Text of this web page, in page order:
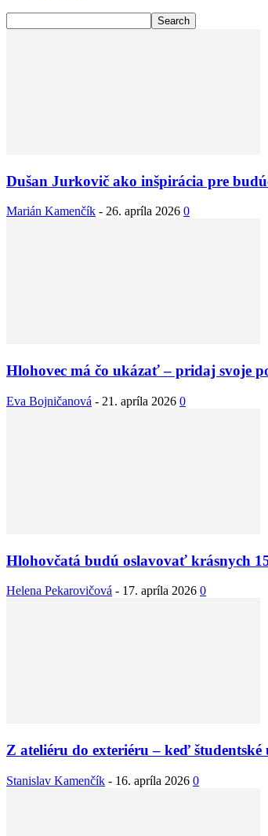
Dušan Jurkovič ako inšpirácia pre
Marián Kamenčík - 26. apríla 2026 0
Hlohovec má čo ukázať – pridaj svoje
Eva Bojničanová - 21. apríla 2026 0
Hlohovčatá budú oslavovať krásnych
Helena Pekarovičová - 17. apríla 2026 0
Z ateliéru do exteriéru – keď študentské
Stanislav Kamenčík - 16. apríla 2026 0